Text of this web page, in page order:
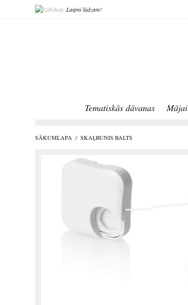
Laipni lūdzam!
Tematiskās dāvanas
SĀKUMLAPA / SKAĻRUNIS BALTS